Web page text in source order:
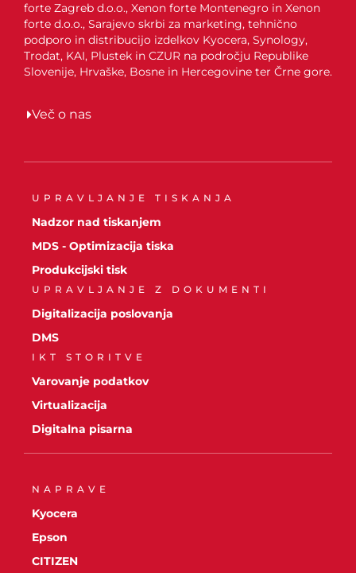
forte Zagreb d.o.o., Xenon forte Montenegro in Xenon
forte d.o.o., Sarajevo skrbi za marketing, tehnično
podporo in distribucijo izdelkov Kyocera, Synology,
Trodat, KAI, Plustek in CZUR na področju Republike
Slovenije, Hrvaške, Bosne in Hercegovine ter Črne gore.
Več o nas
UPRAVLJANJE TISKANJA
Nadzor nad tiskanjem
MDS - Optimizacija tiska
Produkcijski tisk
UPRAVLJANJE Z DOKUMENTI
Digitalizacija poslovanja
DMS
IKT STORITVE
Varovanje podatkov
Virtualizacija
Digitalna pisarna
NAPRAVE
Kyocera
Epson
CITIZEN